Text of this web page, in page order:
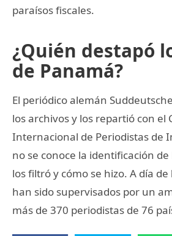
paraísos fiscales.
¿Quién destapó
de Panamá?
El periódico alemán
los archivos y los repartió con el
Internacional de Periodistas de
no se conoce la identificación
los filtró y cómo se hizo. A día
han sido supervisados por un
más de 370 periodistas de 76